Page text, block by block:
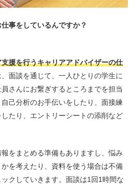
事をしているんですか？
援を行うキャリアアドバイザーの仕
面談を通じて、一人ひとりの学生に
さんにお繋ぎするところまでを担当
己分析のお手伝いをしたり、面接練
たり、エントリーシートの添削など
をまとめる準備もありますし、悩み
を考えたり、資料を使う場合は不備
クしていきます。面談は1回1時間な